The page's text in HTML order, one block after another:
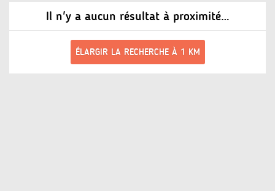
Il n'y a aucun résultat à proximité…
ÉLARGIR LA RECHERCHE À 1 KM